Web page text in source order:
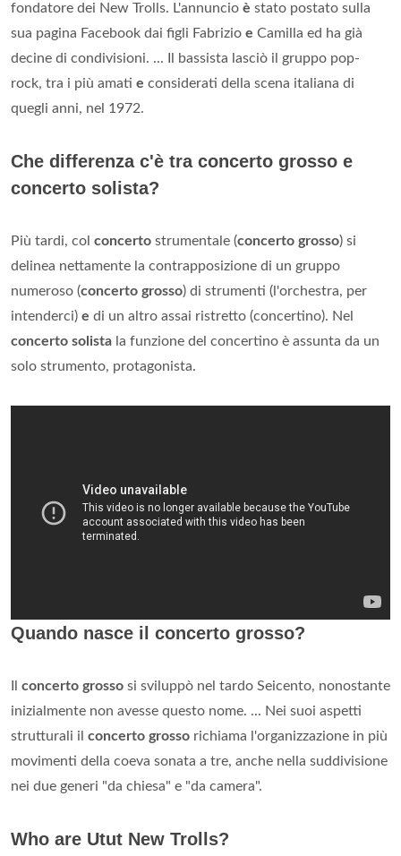
fondatore dei New Trolls. L'annuncio è stato postato sulla
sua pagina Facebook dai figli Fabrizio e Camilla ed ha già
decine di condivisioni. ... Il bassista lasciò il gruppo pop-
rock, tra i più amati e considerati della scena italiana di
quegli anni, nel 1972.
Che differenza c'è tra concerto grosso e
concerto solista?
Più tardi, col concerto strumentale (concerto grosso) si
delinea nettamente la contrapposizione di un gruppo
numeroso (concerto grosso) di strumenti (l'orchestra, per
intenderci) e di un altro assai ristretto (concertino). Nel
concerto solista la funzione del concertino è assunta da un
solo strumento, protagonista.
Quando nasce il concerto grosso?
concerto grosso si sviluppò nel tardo Seicento, nonostante
inizialmente non avesse questo nome. ... Nei suoi aspetti
strutturali il concerto grosso richiama l'organizzazione in più
movimenti della coeva sonata a tre, anche nella suddivisione
nei due generi "da chiesa" e "da camera".
Who are Utut New Trolls?